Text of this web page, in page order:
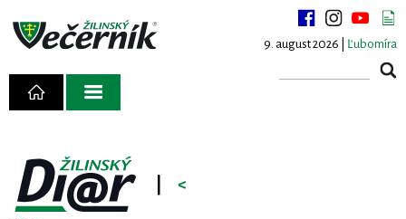
9. august 2026 | Ľubomíra
<